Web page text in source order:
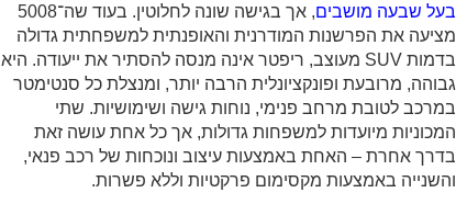
בעל שבעה מושבים
, אך בגישה שונה לחלוטין. בעוד שה־5008
מציעה את הפרשנות המודרנית והאופנתית למשפחתית גדולה
בדמות SUV מעוצב, ריפטר אינה מנסה להסתיר את ייעודה. היא
גבוהה, מרובעת ופונקציונלית הרבה יותר, ומנצלת כל סנטימטר
במרכב לטובת מרחב פנימי, נוחות גישה ושימושיות. שתי
המכוניות מיועדות למשפחות גדולות, אך כל אחת עושה זאת
בדרך אחרת – האחת באמצעות עיצוב ונוכחות של רכב פנאי,
והשנייה באמצעות מקסימום פרקטיות וללא פשרות.